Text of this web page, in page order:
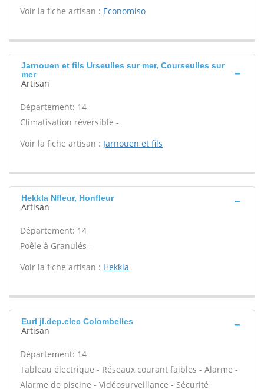
Voir la fiche artisan : Economiso
Jarnouen et fils Urseulles sur mer, Courseulles sur
mer
Artisan
Département: 14
Climatisation réversible -
Voir la fiche artisan : Jarnouen et fils
Hekkla Nfleur, Honfleur
Artisan
Département: 14
Poêle à Granulés -
Voir la fiche artisan : Hekkla
Eurl jl.dep.elec Colombelles
Artisan
Département: 14
Tableau électrique - Réseaux courant faibles - Alarme -
Alarme de piscine - Vidéosurveillance - Sécurité